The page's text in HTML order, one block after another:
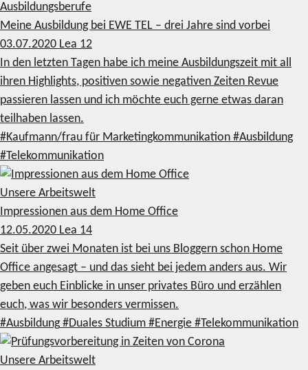
Ausbildungsberufe
Meine Ausbildung bei EWE TEL – drei Jahre sind vorbei
03.07.2020 Lea 12
In den letzten Tagen habe ich meine Ausbildungszeit mit all
ihren Highlights, positiven sowie negativen Zeiten Revue
passieren lassen und ich möchte euch gerne etwas daran
teilhaben lassen.
#Kaufmann/frau für Marketingkommunikation #Ausbildung
#Telekommunikation
Unsere Arbeitswelt
Impressionen aus dem Home Office
12.05.2020 Lea 14
Seit über zwei Monaten ist bei uns Bloggern schon Home
Office angesagt – und das sieht bei jedem anders aus. Wir
geben euch Einblicke in unser privates Büro und erzählen
euch, was wir besonders vermissen.
#Ausbildung #Duales Studium #Energie #Telekommunikation
Unsere Arbeitswelt